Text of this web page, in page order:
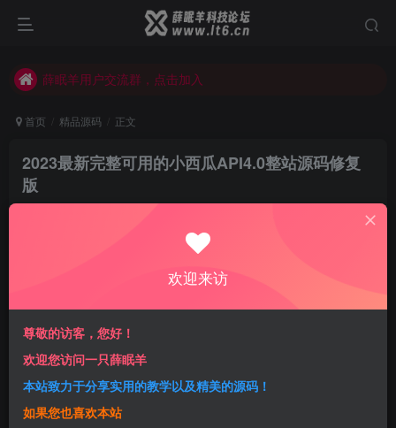
薛眠羊用户交流群，点击加入
薛眠羊用户交流群，点击加入
首页 精品源码 正文
2023最新完整可用的小西瓜API4.0整站源码修复
版
私信
2023最新完整可用的小西瓜API4.0整站源码修复版
此内容为付费资源，请付费后查看
5.88
欢迎来访
尊敬的访客，您好！
欢迎您访问一只薛眠羊
本站致力于分享实用的教学以及精美的源码！
如果您也喜欢本站